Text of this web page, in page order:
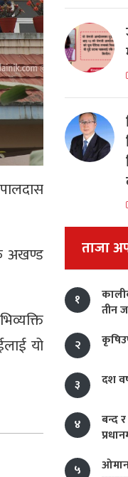
अखण्ड
यो
ताजा
१
तीन
२
३ दश
४
बन्द
५